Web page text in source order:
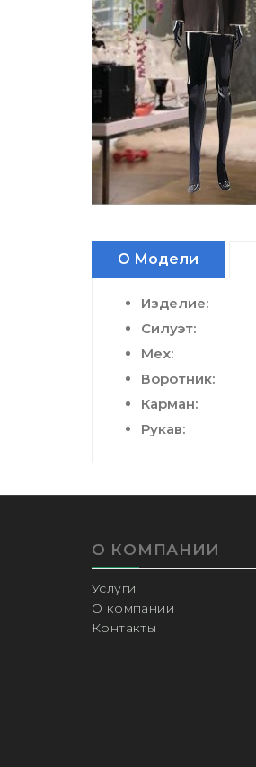
О Модели
Изделие:
Силуэт:
Мех:
Воротник:
Карман:
Рукав:
О КОМПАНИИ
Услуги
О компании
Контакты